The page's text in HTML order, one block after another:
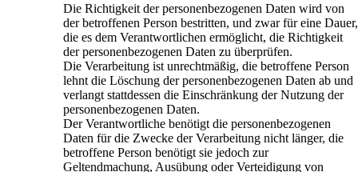
Die Richtigkeit der personenbezogenen Daten wird von
der betroffenen Person bestritten, und zwar für eine Dauer,
die es dem Verantwortlichen ermöglicht, die Richtigkeit
der personenbezogenen Daten zu überprüfen.
Die Verarbeitung ist unrechtmäßig, die betroffene Person
lehnt die Löschung der personenbezogenen Daten ab und
verlangt stattdessen die Einschränkung der Nutzung der
personenbezogenen Daten.
Der Verantwortliche benötigt die personenbezogenen
Daten für die Zwecke der Verarbeitung nicht länger, die
betroffene Person benötigt sie jedoch zur
Geltendmachung, Ausübung oder Verteidigung von